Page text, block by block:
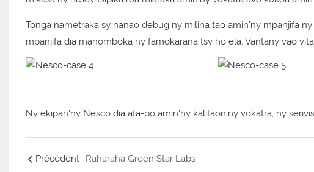
Tonga nametraka sy nanao debug ny milina tao amin'ny mpanjifa
mpanjifa dia manomboka ny famokarana tsy ho ela. Vantany vao
Ny ekipan'ny Nesco dia afa-po amin'ny kalitaon'ny vokatra, ny
Précédent Raharaha Green Star Labs